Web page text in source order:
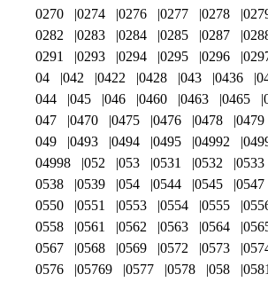
0270
0274 0276 0277 0278
0282
0283 0284 0285 0287
0291
0293 0294 0295 0296
04
042 0422 0428 043 0436
044
045 046 0460 0463 0465
047
0470 0475 0476 0478 0479
049
0493 0494 0495 04992
04998
052 053 0531 0532 0533
0538
0539 054 0544 0545 0547
0550
0551 0553 0554 0555
0558
0561 0562 0563 0564
0567
0568 0569 0572 0573
0576
05769 0577 0578 058 0581